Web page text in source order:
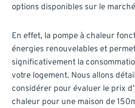
options disponibles sur le
En effet, la pompe à chaleur
énergies renouvelables et
significativement la
votre logement. Nous allons
considérer pour évaluer le prix
chaleur pour une maison de